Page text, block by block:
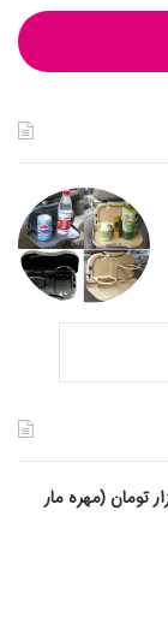
مار اصل فقط ۲۰ هزار تومان (مهره مار